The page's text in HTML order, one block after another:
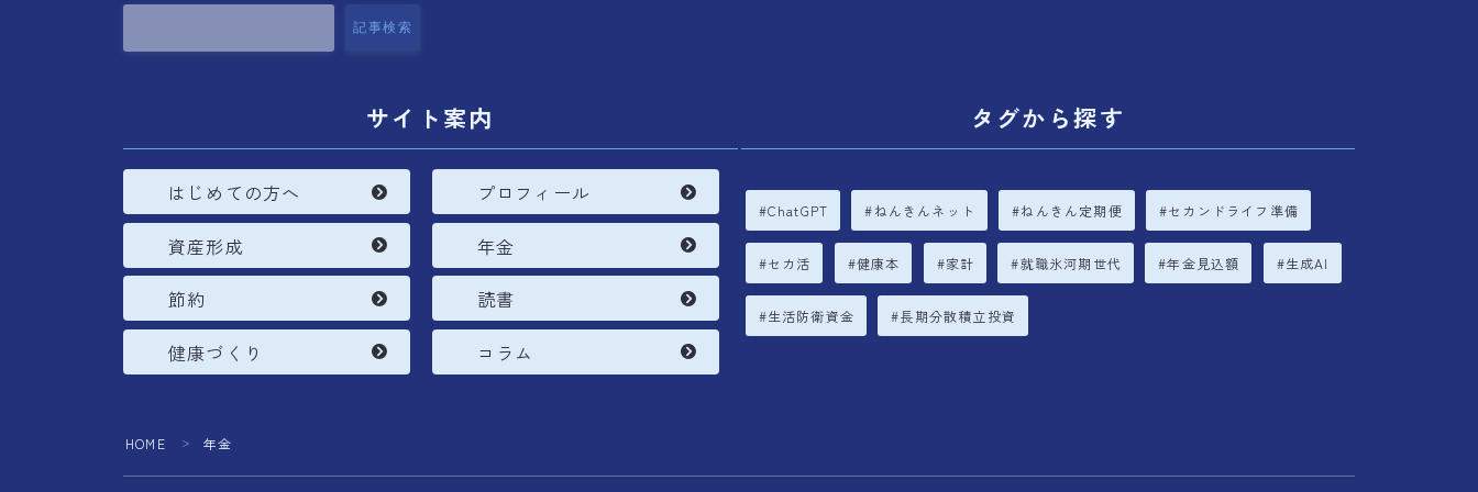
記事検索
サイト案内
はじめての方へ
資産形成
節約
健康づくり
プロフィール
年金
読書
コラム
タグから探す
ChatGPT ねんきんネット ねんきん定期便 セカンドライフ準備
セカ活 健康本 家計 就職氷河期世代 年金見込額 生成AI
生活防衛資金 長期分散積立投資
HOME ＞ 年金